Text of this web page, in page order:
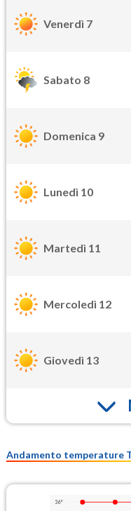
Venerdì 7
Sabato 8
Domenica 9
Lunedì 10
Martedì 11
Mercoledì 12
Giovedì 13
Andamento temperature
36°